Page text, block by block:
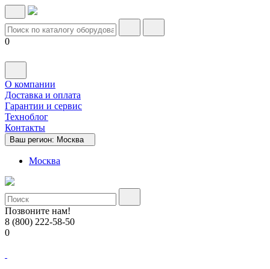
0
О компании
Доставка и оплата
Гарантии и сервис
Техноблог
Контакты
Ваш регион: Москва
Москва
Позвоните нам!
8 (800) 222-58-50
0